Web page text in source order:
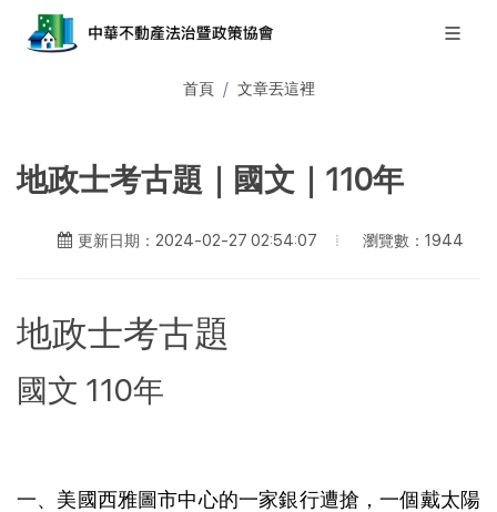
首頁 文章丟這裡
地政士考古題｜國文｜110年
更新日期：2024-02-27 02:54:07 瀏覽數：1944
地政士考古題
國文 110年
一、美國西雅圖市中心的一家銀行遭搶，一個戴太陽